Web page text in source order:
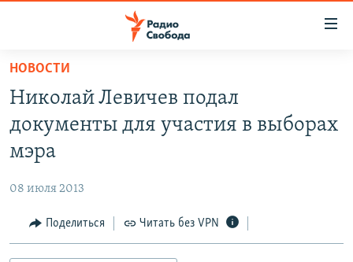
упрощенного
доступа
основному
Вернутся
АВТОРСКИЕ ПРОЕКТЫ
МНЕНИЯ
КУЛЬТУРА
НОВОСТИ
Николай Левичев подал
документы для участия в выборах
мэра
08 июля 2013
Поделиться Читать без VPN